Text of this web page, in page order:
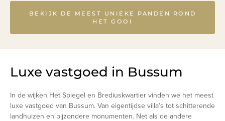
BEKIJK DE MEEST UNIEKE PANDEN ROND
HET GOOI
Luxe vastgoed in Bussum
In de wijken Het Spiegel en Brediuskwartier vinden we het meest
luxe vastgoed van Bussum. Van eigentijdse villa’s tot schitterende
landhuizen en bijzondere monumenten. Net als de andere